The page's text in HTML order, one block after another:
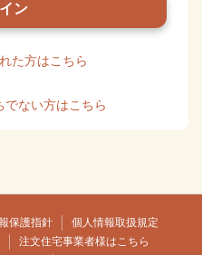
た方はこちら
でない方はこちら
保護指針
個人情報取扱規定
注文住宅事業者様はこちら